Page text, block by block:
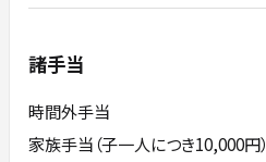
諸手当
時間外手当
家族手当（子一人につき10,000円）